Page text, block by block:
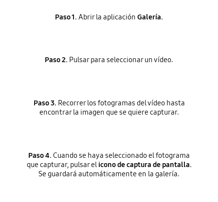
Paso 1. Abrir la aplicación Galería.
Paso 2. Pulsar para seleccionar un vídeo.
Paso 3. Recorrer los fotogramas del vídeo hasta
encontrar la imagen que se quiere capturar.
Paso 4. Cuando se haya seleccionado el fotograma
que capturar, pulsar el icono de captura de pantalla.
Se guardará automáticamente en la galería.